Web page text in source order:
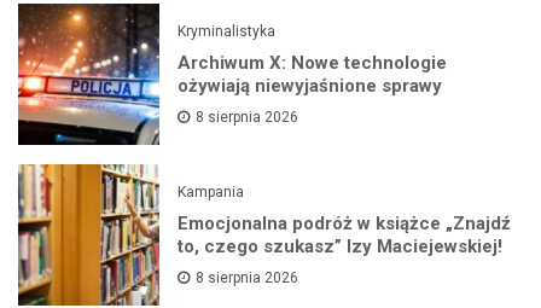
Kryminalistyka
Archiwum X: Nowe technologie
ożywiają niewyjaśnione sprawy
8 sierpnia 2026
Kampania
Emocjonalna podróż w książce „Znajdź
to, czego szukasz” Izy Maciejewskiej!
8 sierpnia 2026